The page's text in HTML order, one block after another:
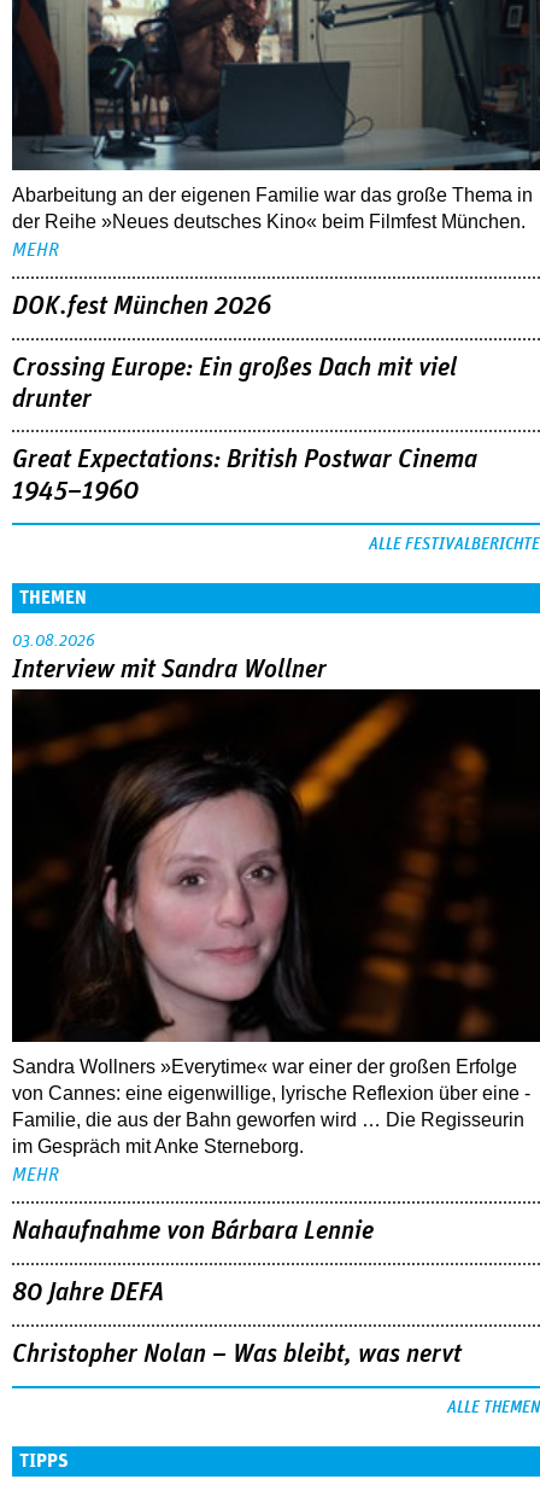
Abarbeitung an der eigenen Familie war das große Thema in
der Reihe »Neues deutsches Kino« beim Filmfest München.
MEHR
DOK.fest München 2026
Crossing Europe: Ein großes Dach mit viel
drunter
Great Expectations: British Postwar Cinema
1945–1960
ALLE FESTIVALBERICHTE
THEMEN
03.08.2026
Interview mit Sandra Wollner
Sandra Wollners »Everytime« war einer der großen Erfolge
von Cannes: eine eigenwillige, lyrische Reflexion über eine ­
Familie, die aus der Bahn geworfen wird … Die Regisseurin
im Gespräch mit Anke Sterneborg.
MEHR
Nahaufnahme von Bárbara Lennie
80 Jahre DEFA
Christopher Nolan – Was bleibt, was nervt
ALLE THEMEN
TIPPS